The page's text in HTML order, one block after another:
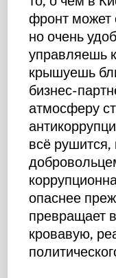
фронт может
но очень
управляешь
крышуешь
бизнес-
атмосферу
всё
опаснее
превращает
кровавую,